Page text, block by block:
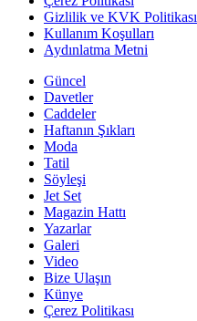
Gizlilik ve KVK Politikası
Kullanım Koşulları
Aydınlatma Metni
Güncel
Davetler
Caddeler
Haftanın Şıkları
Moda
Tatil
Söyleşi
Jet Set
Magazin Hattı
Yazarlar
Galeri
Video
Bize Ulaşın
Künye
Çerez Politikası